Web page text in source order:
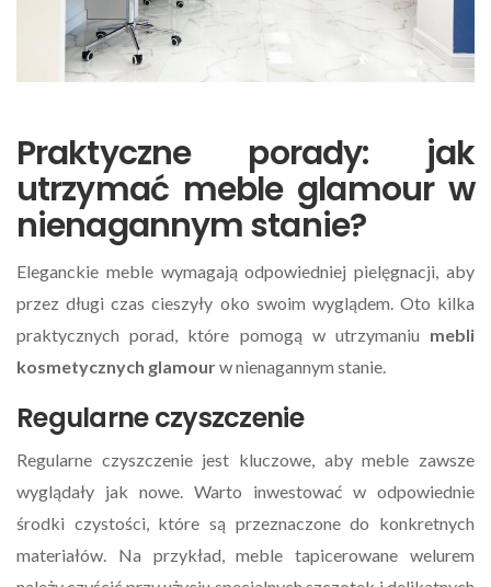
Praktyczne porady: jak
utrzymać meble glamour w
nienagannym stanie?
Eleganckie meble wymagają odpowiedniej pielęgnacji, aby
przez długi czas cieszyły oko swoim wyglądem. Oto kilka
praktycznych porad, które pomogą w utrzymaniu mebli
kosmetycznych glamourw nienagannym stanie.
Regularne czyszczenie
Regularne czyszczenie jest kluczowe, aby meble zawsze
wyglądały jak nowe. Warto inwestować w odpowiednie
środki czystości, które są przeznaczone do konkretnych
materiałów. Na przykład, meble tapicerowane welurem